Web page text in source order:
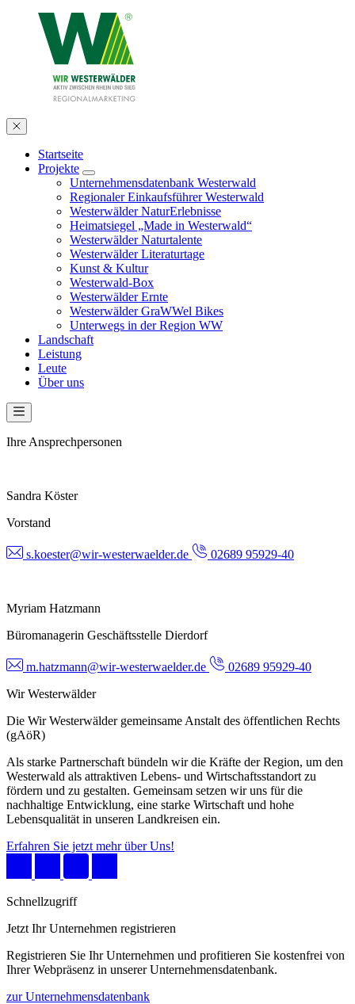
Startseite
Projekte
Unternehmensdatenbank Westerwald
Regionaler Einkaufsführer Westerwald
Westerwälder NaturErlebnisse
Heimatsiegel „Made in Westerwald“
Westerwälder Naturtalente
Westerwälder Literaturtage
Kunst & Kultur
Westerwald-Box
Westerwälder Ernte
Westerwälder GraWWel Bikes
Unterwegs in der Region WW
Landschaft
Leistung
Leute
Über uns
Ihre Ansprechpersonen
Sandra Köster
Vorstand
s.koester@wir-westerwaelder.de 02689 95929-40
Myriam Hatzmann
Büromanagerin Geschäftsstelle Dierdorf
m.hatzmann@wir-westerwaelder.de
02689 95929-40
Wir Westerwälder
Die Wir Westerwälder gemeinsame Anstalt des öffentlichen Rechts
(gAöR)
Als starke Partnerschaft bündeln wir die Kräfte der Region, um den
Westerwald als attraktiven Lebens- und Wirtschaftsstandort zu
fördern und zu gestalten. Gemeinsam setzen wir uns für die
nachhaltige Entwicklung, eine starke Wirtschaft und hohe
Lebensqualität in unseren Landkreisen ein.
Erfahren Sie jetzt mehr über Uns!
Schnellzugriff
Jetzt Ihr Unternehmen registrieren
Registrieren Sie Ihr Unternehmen und profitieren Sie kostenfrei von
Ihrer Webpräsenz in unserer Unternehmensdatenbank.
zur Unternehmensdatenbank